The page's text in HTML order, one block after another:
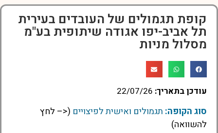
קופת תגמולים של העובדים בעירית
תל אביב-יפו אגודה שיתופית בע"מ
מסלול מניות
עודכן בתאריך: 22/07/26
סוג הקופה: תגמולים ואישית לפיצויים (<– לחץ
להשוואה)